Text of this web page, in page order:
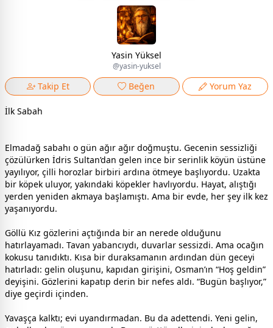
Yasin Yüksel
@yasin-yuksel
Takip Et Beğen Yorum Yaz
İlk Sabah
Elmadağ sabahı o gün ağır ağır doğmuştu. Gecenin sessizliği
çözülürken İdris Sultan’dan gelen ince bir serinlik köyün üstüne
yayılıyor, çilli horozlar birbiri ardına ötmeye başlıyordu. Uzakta
bir köpek uluyor, yakındaki köpekler havlıyordu. Hayat, alıştığı
yerden yeniden akmaya başlamıştı. Ama bir evde, her şey ilk kez
yaşanıyordu.
Göllü Kız gözlerini açtığında bir an nerede olduğunu
hatırlayamadı. Tavan yabancıydı, duvarlar sessizdi. Ama ocağın
kokusu tanıdıktı. Kısa bir duraksamanın ardından dün geceyi
hatırladı: gelin oluşunu, kapıdan girişini, Osman’ın “Hoş geldin”
deyişini. Gözlerini kapatıp derin bir nefes aldı. “Bugün başlıyor,”
diye geçirdi içinden.
Yavaşça kalktı; evi uyandırmadan. Bu da adettendi. Yeni gelin,